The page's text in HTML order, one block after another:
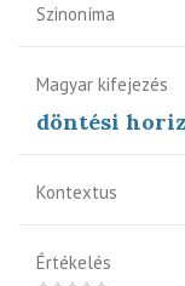
Szinoníma
Magyar kifejezés
döntési
Kontextus
Értékelés